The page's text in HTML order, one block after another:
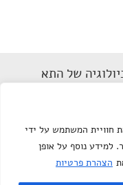
חוויית המשתמש על ידי
למידע נוסף על אופן
הצהרת פרטיות
של התא